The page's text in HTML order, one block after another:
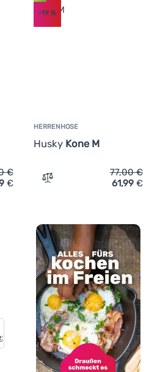
Husky Kamela M' hinzufügen
€
€
HERRENHOSE
Husky Kone M
-19%
Zum Vergleich
77,00€
61,99 €